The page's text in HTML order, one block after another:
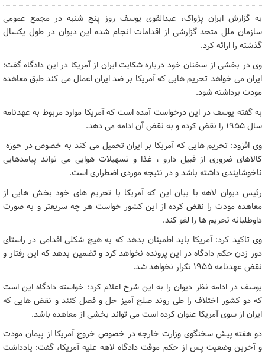
به گزارش ایران پژواک، عبدالقوی یوسف روز پنج شنبه در مجمع عمومی
سازمان ملل متحد گزارشی از اقدامات انجام شده این دیوان در طول یکسال
گذشته را ارائه کرد.
وی در بخشی از سخنان خود درباره شکایت ایران از آمریکا در این دادگاه گفت:
ایران می خواهد تحریم هایی که آمریکا بر ضد ایران اعمال می کند طبق معاهده
مودت برداشته شود.
به گفته یوسف در این درخواست آمده است که آمریکا موارد مربوط به عهدنامه
سال ۱۹۵۵ را نقض کرده و به نقض آن ادامه می دهد.
وی افزود: تحریم هایی که آمریکا بر ایران تحمیل می کند به خصوص در حوزه
کالاهای ضروری از قبیل دارو ، غذا و تسهیلات هوایی می تواند پیامدهایی
ناخوشایندی داشته باشد و در نتیجه موردی اضطراری است.
رئیس دیوان لاهه با بیان این که آمریکا با تحریم های خود بخش هایی از
معاهده مودت را نقض کرده از این کشور خواست هر چه سریعتر و به صورت
داوطلبانه تحریم ها را لغو کند.
وی تاکید کرد: آمریکا باید اطمینان بدهد که به هیچ شکلی اقدامی در راستای
دور زدن حکم دادگاه در این پرونده نخواهد کرد و تضمین بدهد که این رفتار و
نقض عهدنامه ۱۹۵۵ تکرار نخواهد شد.
یوسف در ادامه نظر دیوان را به این شرح اعلام کرد: خواسته دادگاه این است
که دو کشور اختلاف را طی روند صلح آمیز حل و فصل کنند و نقض هایی که
ایران از سوی آمریکا عنوان کرده است می تواند بخشی از معاهده باشد.
دو هفته پیش سخنگوی وزارت خارجه در خصوص خروج آمریکا از پیمان مودت
و آخرین وضعیت پس از حکم موقت دادگاه لاهه علیه آمریکا، گفت: یادداشت